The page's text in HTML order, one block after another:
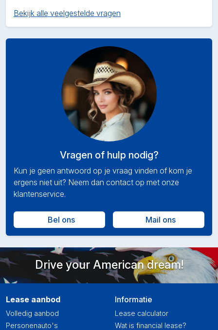
Bekijk alle veelgestelde vragen
Vragen of hulp nodig?
Kun je geen antwoord op je vraag vinden of kom je
ergens niet uit? Neem dan contact op met onze
klantenservice.
Bel ons Mail ons
Drive your American dream!
Lease aanbod
Volledig aanbod
Personenauto's
Informatie
Lease calculator
Wat is financial lease?